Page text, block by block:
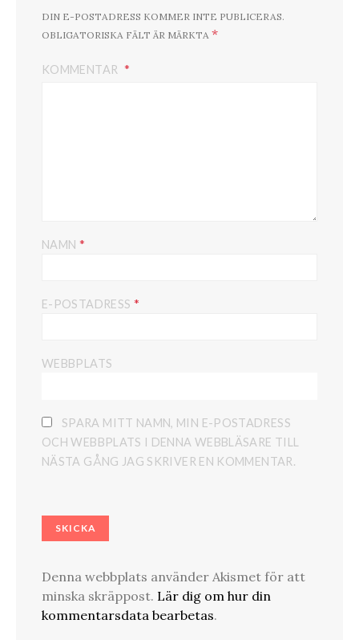
DIN E-POSTADRESS KOMMER INTE PUBLICERAS.
OBLIGATORISKA FÄLT ÄR MÄRKTA *
KOMMENTAR
NAMN *
E-POSTADRESS *
WEBBPLATS
SPARA MITT NAMN, MIN E-POSTADRESS
OCH WEBBPLATS I DENNA WEBBLÄSARE TILL
NÄSTA GÅNG JAG SKRIVER EN KOMMENTAR.
Denna webbplats använder Akismet för att
minska skräppost. Lär dig om hur din
kommentarsdata bearbetas.